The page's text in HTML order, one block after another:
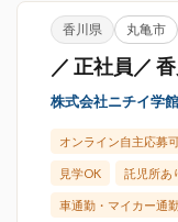
香川県 丸亀市
／ 正社員／
株式会社ニチイ学
オンライン自主応募
見学OK 託児所あ
車通勤・マイカー通